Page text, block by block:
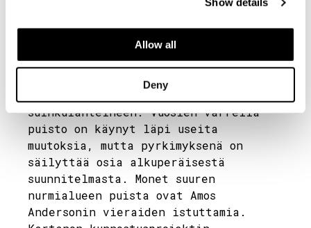
Allow all
Deny
Päärakennuksesta avautuu kaunis
näkymä puutarhaan, jonka Paul Olsson
suunnitteli 1930-luvun lopulla.
Tuolta ajalta on peräisin muun muassa
avaimenmuotoinen allas
suihkulähteineen. Vuosien varrella
puisto on käynyt läpi useita
muutoksia, mutta pyrkimyksenä on
säilyttää osia alkuperäisestä
suunnitelmasta. Monet suuren
nurmialueen puista ovat Amos
Andersonin vieraiden istuttamia.